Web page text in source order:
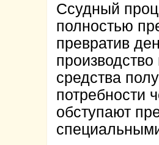
Ссудный
полностью
превратив
средства
потребности
обступают